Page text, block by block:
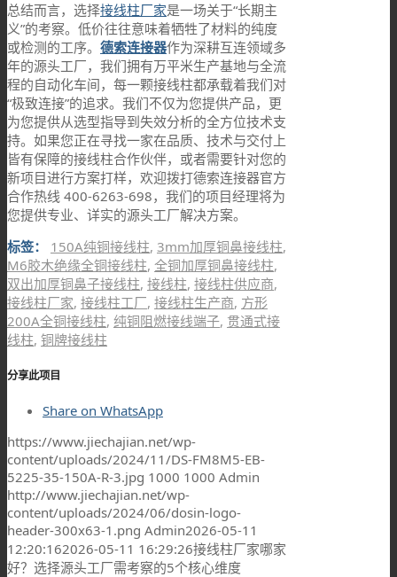
总结而言，选择接线柱厂家是一场关于“长期主
义”的考察。低价往往意味着牺牲了材料的纯度
或检测的工序。 德索连接器作为深耕互连领域多
年的源头工厂，我们拥有万平米生产基地与全流
程的自动化车间，每一颗接线柱都承载着我们对
“极致连接”的追求。我们不仅为您提供产品，更
为您提供从选型指导到失效分析的全方位技术支
持。如果您正在寻找一家在品质、技术与交付上
皆有保障的接线柱合作伙伴，或者需要针对您的
新项目进行方案打样，欢迎拨打德索连接器官方
合作热线 400-6263-698，我们的项目经理将为
您提供专业、详实的源头工厂解决方案。
标签：
150A纯铜接线柱, 3mm加厚铜鼻接线柱,
M6胶木绝缘全铜接线柱, 全铜加厚铜鼻接线柱,
双出加厚铜鼻子接线柱, 接线柱, 接线柱供应商,
接线柱厂家, 接线柱工厂, 接线柱生产商, 方形
200A全铜接线柱, 纯铜阻燃接线端子, 贯通式接
线柱, 铜牌接线柱
分享此项目
Share on WhatsApp
https://www.jiechajian.net/wp-
content/uploads/2024/11/DS-FM8M5-EB-
5225-35-150A-R-3.jpg 1000 1000 Admin
http://www.jiechajian.net/wp-
content/uploads/2024/06/dosin-logo-
header-300x63-1.png Admin2026-05-11
12:20:162026-05-11 16:29:26接线柱厂家哪家
好？选择源头工厂需考察的5个核心维度